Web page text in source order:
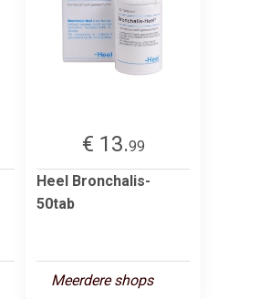
€ 13.99
Heel Bronchalis-
50tab
Meerdere shops